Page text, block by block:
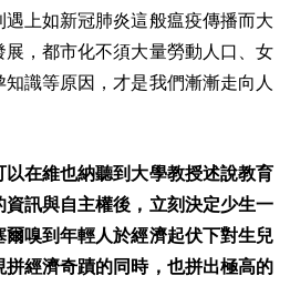
上如新冠肺炎這般瘟疫傳播而大
，都市化不須大量勞動人口、女
識等原因，才是我們漸漸走向人
以在維也納聽到大學教授述說教育
訊與自主權後，立刻決定少生一
嗅到年輕人於經濟起伏下對生兒
經濟奇蹟的同時，也拼出極高的